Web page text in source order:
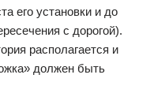
его установки и до
с дорогой).
располагается и
должен быть